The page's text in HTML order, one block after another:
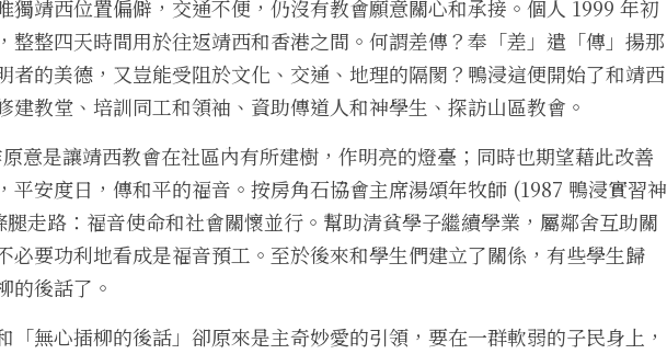
獨靖西位置偏僻，交通不便，仍沒有教會願意關心和承接。個人 1999 年初
整整四天時間用於往返靖西和香港之間。何謂差傳？奉「差」遣「傳」揚那
者的美德，又豈能受阻於文化、交通、地理的隔閡？鴨浸這便開始了和靖西
建教堂、培訓同工和領袖、資助傳道人和神學生、探訪山區教會。
意是讓靖西教會在社區內有所建樹，作明亮的燈臺；同時也期望藉此改善
平安度日，傳和平的福音。按房角石協會主席湯頌年牧師 (1987 鴨浸實習神
走路：福音使命和社會關懷並行。幫助清貧學子繼續學業，屬鄰舍互助關
必要功利地看成是福音預工。至於後來和學生們建立了關係，有些學生歸
的後話了。
「無心插柳的後話」卻原來是主奇妙愛的引領，要在一群軟弱的子民身上，